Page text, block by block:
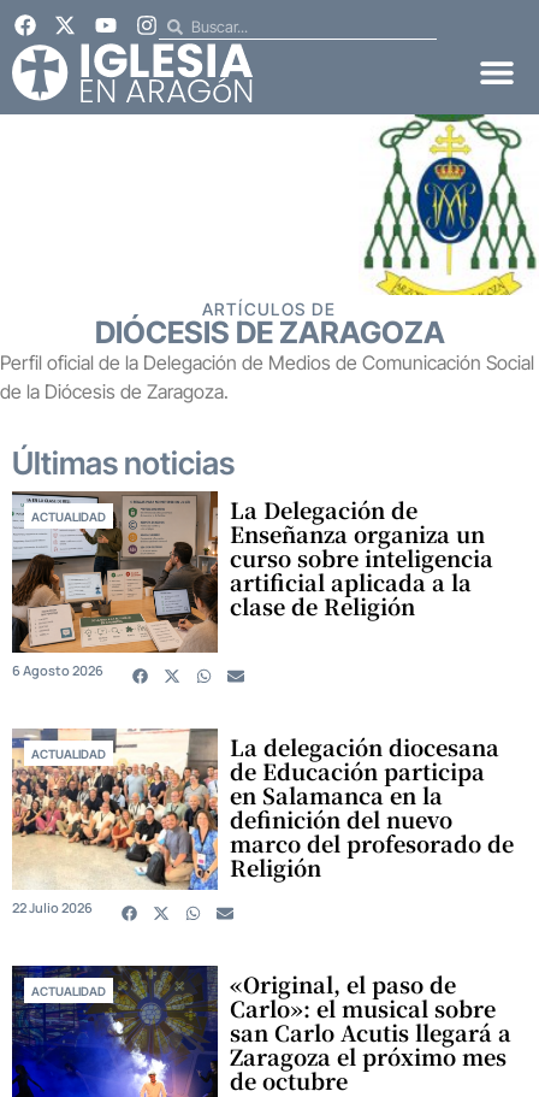
ARTÍCULOS DE
DIÓCESIS DE ZARAGOZA
Perfil oficial de la Delegación de Medios de Comunicación Social
de la Diócesis de Zaragoza.
Últimas noticias
ACTUALIDAD La Delegación de
Enseñanza organiza un
curso sobre inteligencia
artificial aplicada a la
clase de Religión
6 Agosto 2026
ACTUALIDAD La delegación diocesana
de Educación participa
en Salamanca en la
definición del nuevo
marco del profesorado de
Religión
22 Julio 2026
ACTUALIDAD «Original, el paso de
Carlo»: el musical sobre
san Carlo Acutis llegará a
Zaragoza el próximo mes
de octubre